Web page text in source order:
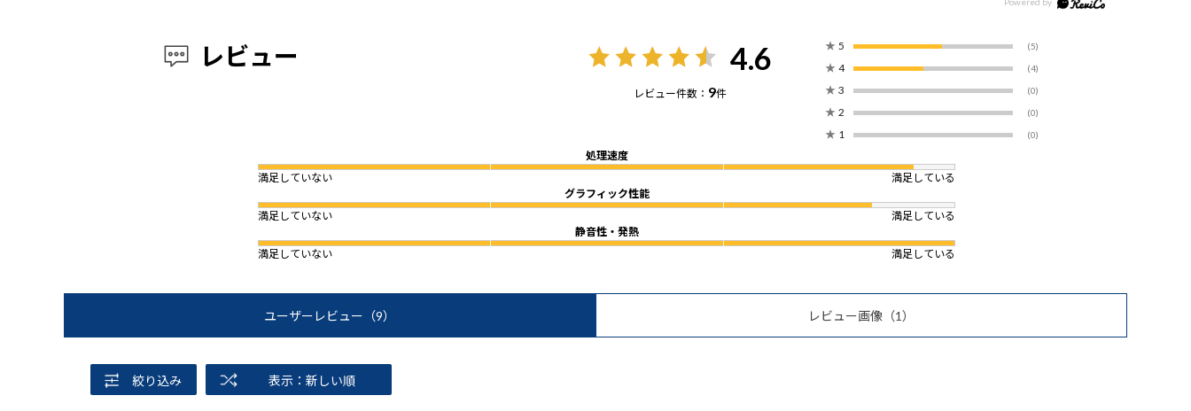
レビュー 4.6
レビュー件数： 9件
★ 5 (5)
★ 4 (4)
★ 3 (0)
★ 2 (0)
★ 1 (0)
処理速度
満足していない
満足している
グラフィック性能
満足していない
満足している
静音性・発熱
満足していない
満足している
ユーザーレビュー （9） レビュー画像 （1）
絞り込み 表示：新しい順